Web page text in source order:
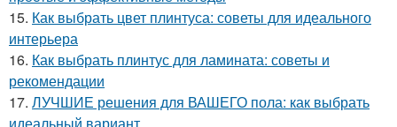
15. Как выбрать цвет плинтуса: советы для идеального
интерьера
16. Как выбрать плинтус для ламината: советы и
рекомендации
17. ЛУЧШИЕ решения для ВАШЕГО пола: как выбрать
идеальный вариант